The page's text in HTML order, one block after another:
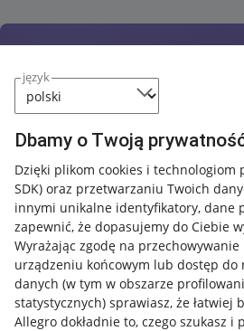
język
Dbamy o Twoją
Dzięki plikom cookies i technologiom
SDK) oraz przetwarzaniu Twoich
innymi unikalne identyfikatory, dane
zapewnić, że dopasujemy do Ciebie
Wyrażając zgodę na
urządzeniu końcowym lub dostęp
danych (w tym w obszarze
statystycznych) sprawiasz, że łatwiej
Allegro dokładnie to, czego szukasz i